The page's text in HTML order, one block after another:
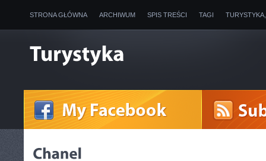
STRONA GŁÓWNA ARCHIWUM SPIS TREŚCI TAGI